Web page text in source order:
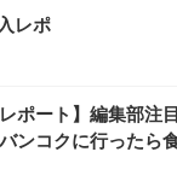
レポ
レポート】編集部注
ンコクに行ったら